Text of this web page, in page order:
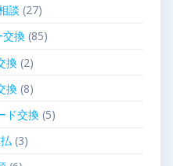
談 (27)
交換(85)
換(2)
換(8)
ド交換(5)
(3)